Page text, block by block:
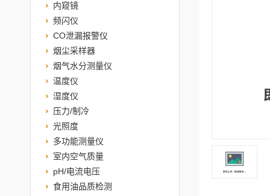
内窥镜
频闪仪
CO泄漏报警仪
烟尘采样器
烟气水分测量仪
温度仪
湿度仪
压力/制冷
光照度
多功能测量仪
室内空气质量
pH/电流电压
食用油品质检测